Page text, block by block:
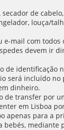
de
louça/
mail com
devem ir
de identificação
será incluído
dinheiro.
de transfer por
em Lisboa
apenas para a
bebés, mediante